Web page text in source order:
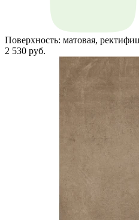
Поверхность: матовая,
2 530 руб.